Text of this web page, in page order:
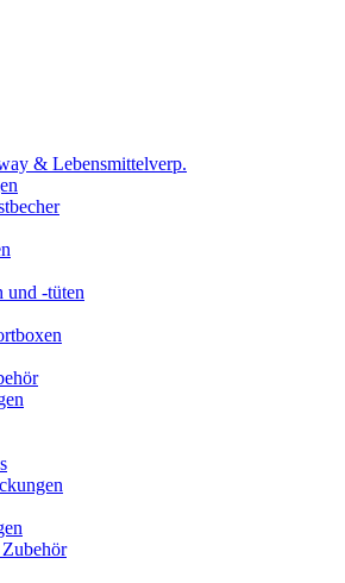
& Lebensmittelverp.
und -tüten